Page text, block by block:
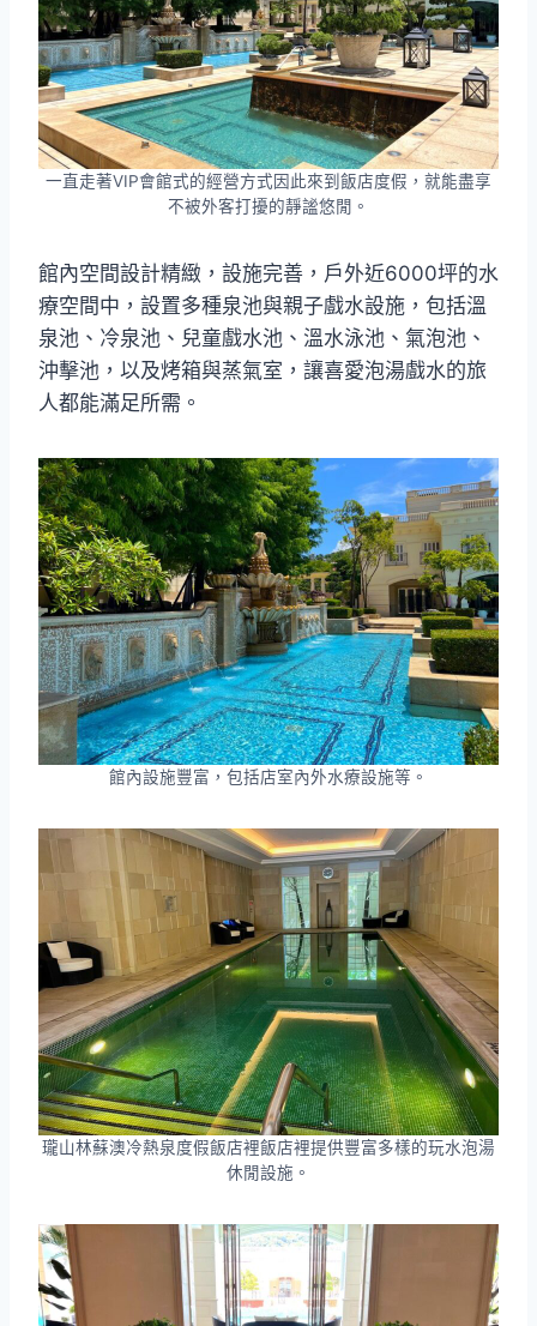
一直走著VIP會館式的經營方式因此來到飯店度假，就能盡享
不被外客打擾的靜謐悠閒。
館內空間設計精緻，設施完善，戶外近6000坪的水
療空間中，設置多種泉池與親子戲水設施，包括溫
泉池、冷泉池、兒童戲水池、溫水泳池、氣泡池、
沖擊池，以及烤箱與蒸氣室，讓喜愛泡湯戲水的旅
人都能滿足所需。
館內設施豐富，包括店室內外水療設施等。
瓏山林蘇澳冷熱泉度假飯店裡飯店裡提供豐富多樣的玩水泡湯
休閒設施。